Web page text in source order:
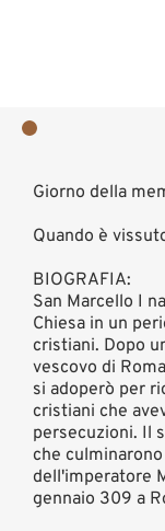
Giorno della
Quando è
BIOGRAFIA:
San Marcello I
Chiesa in un
cristiani. Dopo
vescovo di
si adoperò per
cristiani che
persecuzioni. Il
che
dell'imperatore
gennaio 309 a